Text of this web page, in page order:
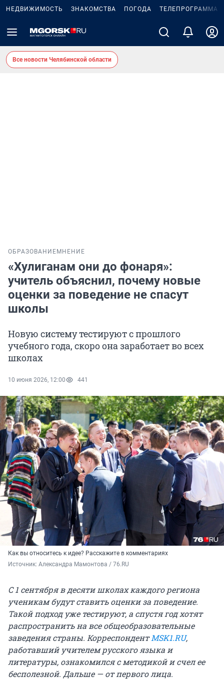
НЕДВИЖИМОСТЬ ЗНАКОМСТВА ПОГОДА ТЕЛЕПРОГРАММА
Все новости Челябинской области
ОБРАЗОВАНИЕ МНЕНИЕ
«Хулиганам они до фонаря»:
учитель объяснил, почему новые
оценки за поведение не спасут
школы
Новую систему тестируют с прошлого
учебного года, скоро она заработает во всех
школах
10 июня 2026, 12:00 441
Как вы относитесь к идее? Расскажите в комментариях
Источник: Александра Мамонтова / 76.RU
С 1 сентября в десяти школах каждого региона
ученикам будут ставить оценки за поведение.
Такой подход уже тестируют, а спустя год хотят
распространить на все общеобразовательные
заведения страны. КорреспондентMSK1.RU,
работавший учителем русского языка и
литературы, ознакомился с методикой и счел ее
бесполезной. Дальше — от первого лица.